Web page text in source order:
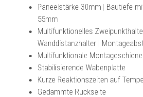
Paneelstärke 30mm | Bautiefe
55mm
Multifunktionelles
Wanddistanzhalter |
Multifunktionale Montageschiene
Stabilisierende Wabenplatte
Kurze Reaktionszeiten auf
Gedämmte Rückseite